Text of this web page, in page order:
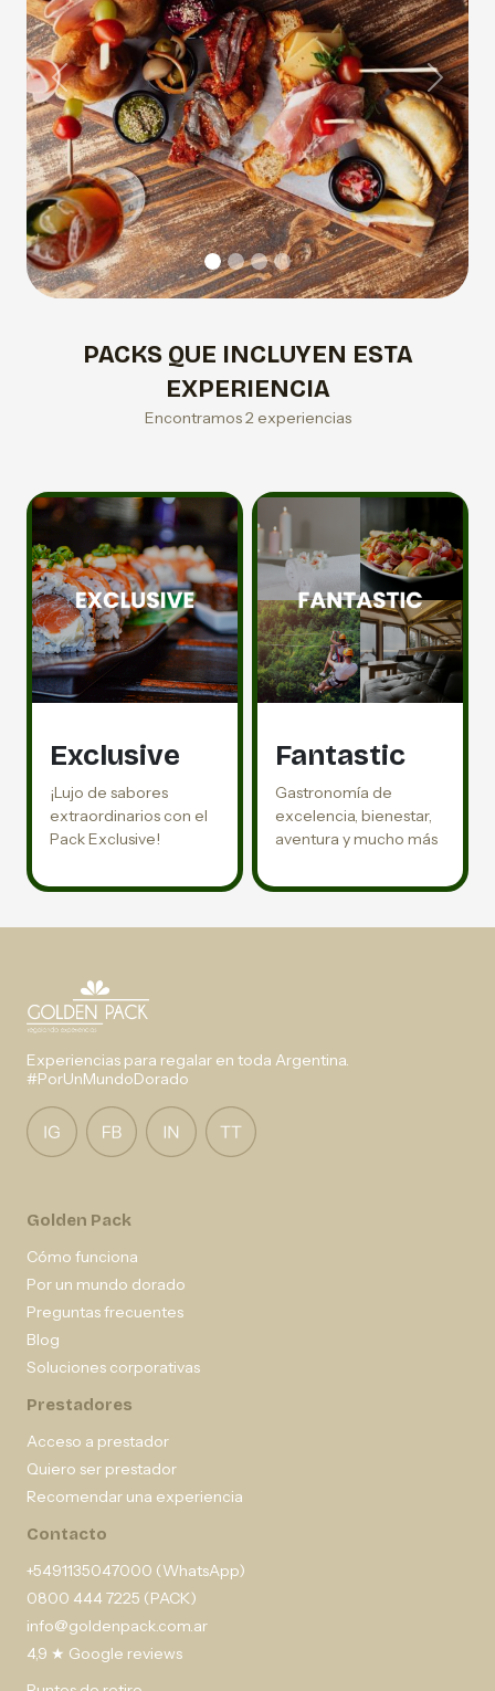
Previous Next
PACKS QUE INCLUYEN ESTA
EXPERIENCIA
Encontramos 2 experiencias
Exclusive
¡Lujo de sabores
extraordinarios con el
Pack Exclusive!
Fantastic
Gastronomía de
excelencia, bienestar,
aventura y mucho más
Experiencias para regalar en toda Argentina.
#PorUnMundoDorado
Golden Pack
Cómo funciona
Por un mundo dorado
Preguntas frecuentes
Blog
Soluciones corporativas
Prestadores
Acceso a prestador
Quiero ser prestador
Recomendar una experiencia
Contacto
+5491135047000 (WhatsApp)
0800 444 7225 (PACK)
info@goldenpack.com.ar
4,9 ★ Google reviews